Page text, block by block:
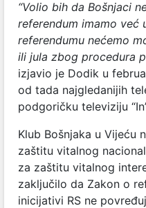
“Volio bih da Bošnjaci
referendum imamo već
referendumu nećemo
ili jula zbog procedura
izjavio je Dodik u
od tada najgledanijih
podgoričku televiziju
Klub Bošnjaka u Vijeću
zaštitu vitalnog
za zaštitu vitalnog
zaključilo da Zakon o
inicijativi RS ne